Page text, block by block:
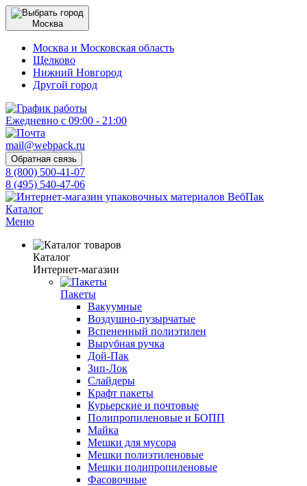
Москва
Москва и Московская область
Щелково
Нижний Новгород
Другой город
Ежедневно с 09:00 - 21:00
mail@webpack.ru
Обратная связь
8 (800) 500-41-07
8 (495) 540-47-06
Каталог
Меню
Каталог
Интернет-магазин
Пакеты
Вакуумные
Воздушно-пузырчатые
Вспененный полиэтилен
Вырубная ручка
Дой-Пак
Зип-Лок
Слайдеры
Крафт пакеты
Курьерские и почтовые
Полипропиленовые и БОПП
Майка
Мешки для мусора
Мешки полиэтиленовые
Мешки полипропиленовые
Фасовочные